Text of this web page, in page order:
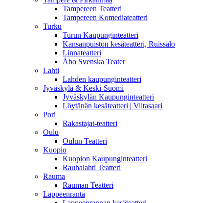
Tampereen Teatteri
Tampereen Komediateatteri
Turku
Turun Kaupunginteatteri
Kansanpuiston kesäteatteri, Ruissalo
Linnateatteri
Åbo Svenska Teater
Lahti
Lahden kaupunginteatteri
Jyväskylä & Keski-Suomi
Jyväskylän Kaupunginteatteri
Löytänän kesäteatteri | Viitasaari
Pori
Rakastajat-teatteri
Oulu
Oulun Teatteri
Kuopio
Kuopion Kaupunginteatteri
Rauhalahti Teatteri
Rauma
Rauman Teatteri
Lappeenranta